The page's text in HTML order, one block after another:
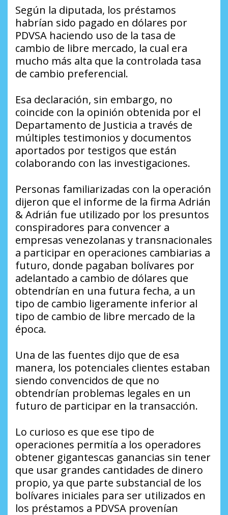
Según la diputada, los préstamos
habrían sido pagado en dólares por
PDVSA haciendo uso de la tasa de
cambio de libre mercado, la cual era
mucho más alta que la controlada tasa
de cambio preferencial.
Esa declaración, sin embargo, no
coincide con la opinión obtenida por el
Departamento de Justicia a través de
múltiples testimonios y documentos
aportados por testigos que están
colaborando con las investigaciones.
Personas familiarizadas con la operación
dijeron que el informe de la firma Adrián
& Adrián fue utilizado por los presuntos
conspiradores para convencer a
empresas venezolanas y transnacionales
a participar en operaciones cambiarias a
futuro, donde pagaban bolívares por
adelantado a cambio de dólares que
obtendrían en una futura fecha, a un
tipo de cambio ligeramente inferior al
tipo de cambio de libre mercado de la
época.
Una de las fuentes dijo que de esa
manera, los potenciales clientes estaban
siendo convencidos de que no
obtendrían problemas legales en un
futuro de participar en la transacción.
Lo curioso es que ese tipo de
operaciones permitía a los operadores
obtener gigantescas ganancias sin tener
que usar grandes cantidades de dinero
propio, ya que parte substancial de los
bolívares iniciales para ser utilizados en
los préstamos a PDVSA provenían